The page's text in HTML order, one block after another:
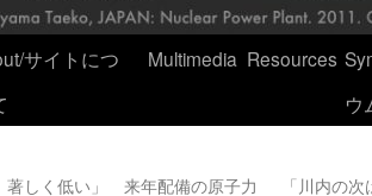
サイトにつ
Multimedia Resources
ウ
著しく低い」 来年配備の原子力
「川内の